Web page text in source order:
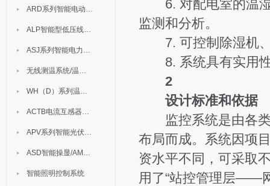
ARD系列智能电动机保护器
ALP智能型低压线路保护装置
ASJ系列智能电力继电器
无线测温系统/温度巡检
WH（D）系列温湿度控制器
ACTB电流互感器过电压保护器
APV系列智能光伏汇流箱
ASD智能操显/AM中压保护
智能照明控制系统
6. 对配电室的温湿
监测和分析。
7. 可控制除湿机、
8. 系统具有实用性
2
设计标准和依据
监控系统是由各类
布局而成。系统因项
资水平不同，可采取
用了“站控管理层——